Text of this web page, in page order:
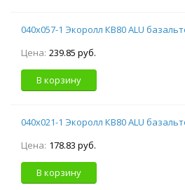
040х057-1 Экоролл КВ80 ALU
Цена: 239.85 руб.
В корзину
040х021-1 Экоролл КВ80 ALU
Цена: 178.83 руб.
В корзину